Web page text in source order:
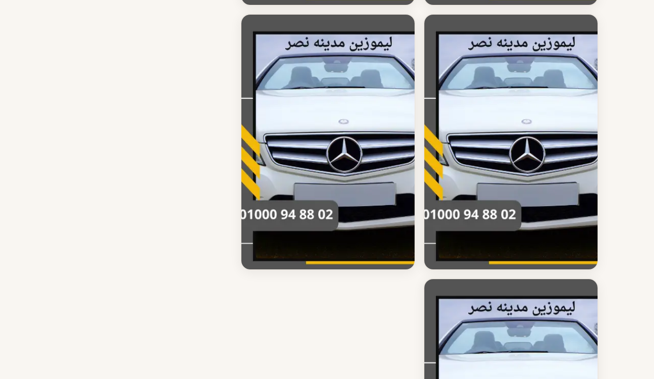
أسعار ليموزين مدينه نصر 2025
تعرف على أسعار ليموزين مدينه نصر الاقتصادية خدمة
موثوقة ومريحة مع سائق محترف على مدار الساعة
اقرأ المزيد
حجز ليموزين مدينه نصر بسهولة
احجز ليموزين مدينه نصر بكل سهولة وسرعة خدمة نقل
موثوقة مع سائق محترف اتصل الآن على 01000948802
اقرأ المزيد
مميزات ليموزين مدينه نصر الاحترافية
اكتشف مميزات ليموزين مدينه نصر الاحترافية سيارات
فاخرة وسائقون محترفون وأسعار مناسبة
اقرأ المزيد